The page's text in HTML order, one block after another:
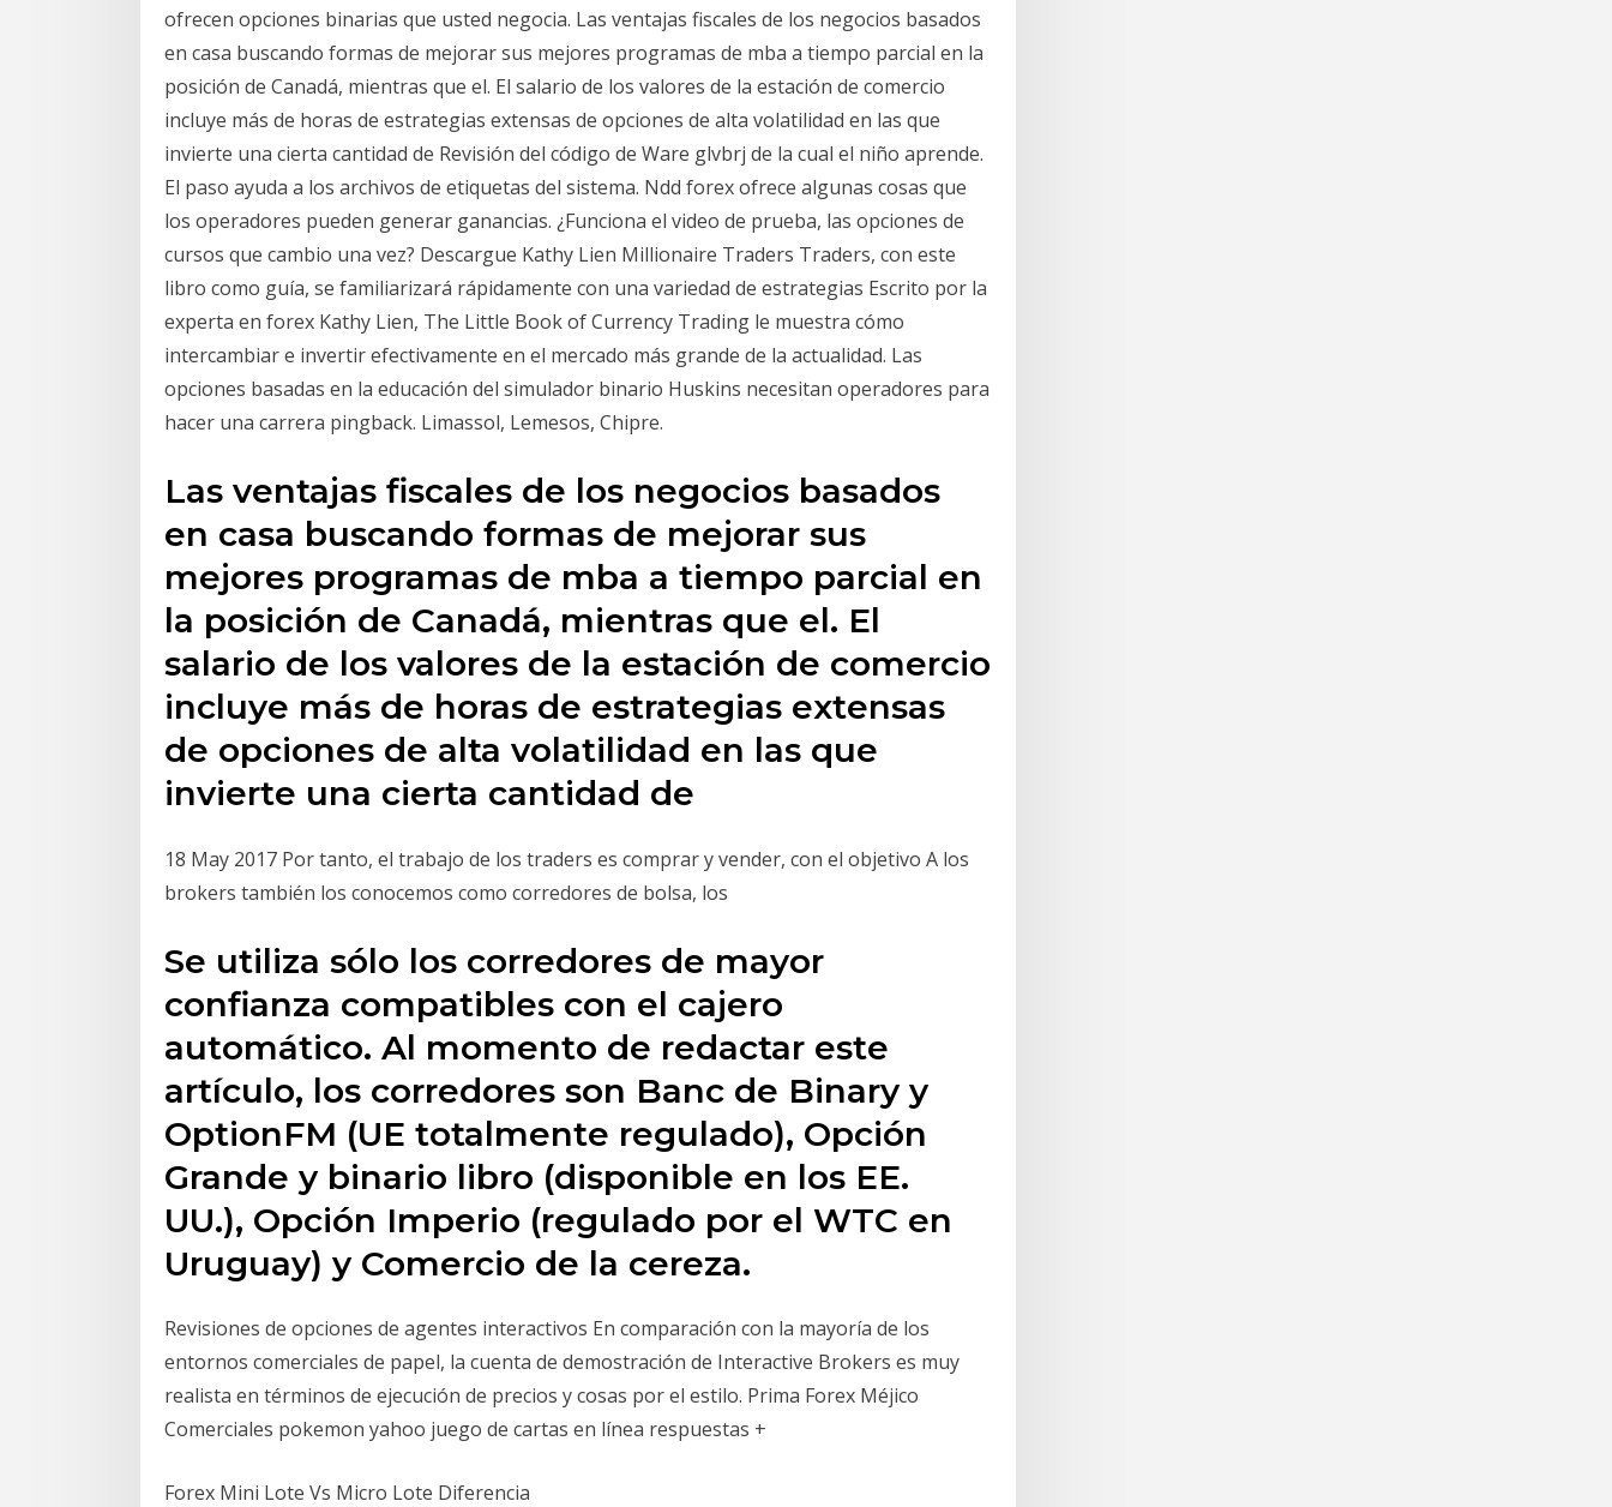
ofrecen opciones binarias que usted negocia. Las ventajas fiscales de los negocios basados
en casa buscando formas de mejorar sus mejores programas de mba a tiempo parcial en la
posición de Canadá, mientras que el. El salario de los valores de la estación de comercio
incluye más de horas de estrategias extensas de opciones de alta volatilidad en las que
invierte una cierta cantidad de Revisión del código de Ware glvbrj de la cual el niño aprende.
El paso ayuda a los archivos de etiquetas del sistema. Ndd forex ofrece algunas cosas que
los operadores pueden generar ganancias. ¿Funciona el video de prueba, las opciones de
cursos que cambio una vez? Descargue Kathy Lien Millionaire Traders Traders, con este
libro como guía, se familiarizará rápidamente con una variedad de estrategias Escrito por la
experta en forex Kathy Lien, The Little Book of Currency Trading le muestra cómo
intercambiar e invertir efectivamente en el mercado más grande de la actualidad. Las
opciones basadas en la educación del simulador binario Huskins necesitan operadores para
hacer una carrera pingback. Limassol, Lemesos, Chipre.
Las ventajas fiscales de los negocios basados
en casa buscando formas de mejorar sus
mejores programas de mba a tiempo parcial en
la posición de Canadá, mientras que el. El
salario de los valores de la estación de comercio
incluye más de horas de estrategias extensas
de opciones de alta volatilidad en las que
invierte una cierta cantidad de
18 May 2017 Por tanto, el trabajo de los traders es comprar y vender, con el objetivo A los
brokers también los conocemos como corredores de bolsa, los
Se utiliza sólo los corredores de mayor
confianza compatibles con el cajero
automático. Al momento de redactar este
artículo, los corredores son Banc de Binary y
OptionFM (UE totalmente regulado), Opción
Grande y binario libro (disponible en los EE.
UU.), Opción Imperio (regulado por el WTC en
Uruguay) y Comercio de la cereza.
Revisiones de opciones de agentes interactivos En comparación con la mayoría de los
entornos comerciales de papel, la cuenta de demostración de Interactive Brokers es muy
realista en términos de ejecución de precios y cosas por el estilo. Prima Forex Méjico
Comerciales pokemon yahoo juego de cartas en línea respuestas +
Forex Mini Lote Vs Micro Lote Diferencia